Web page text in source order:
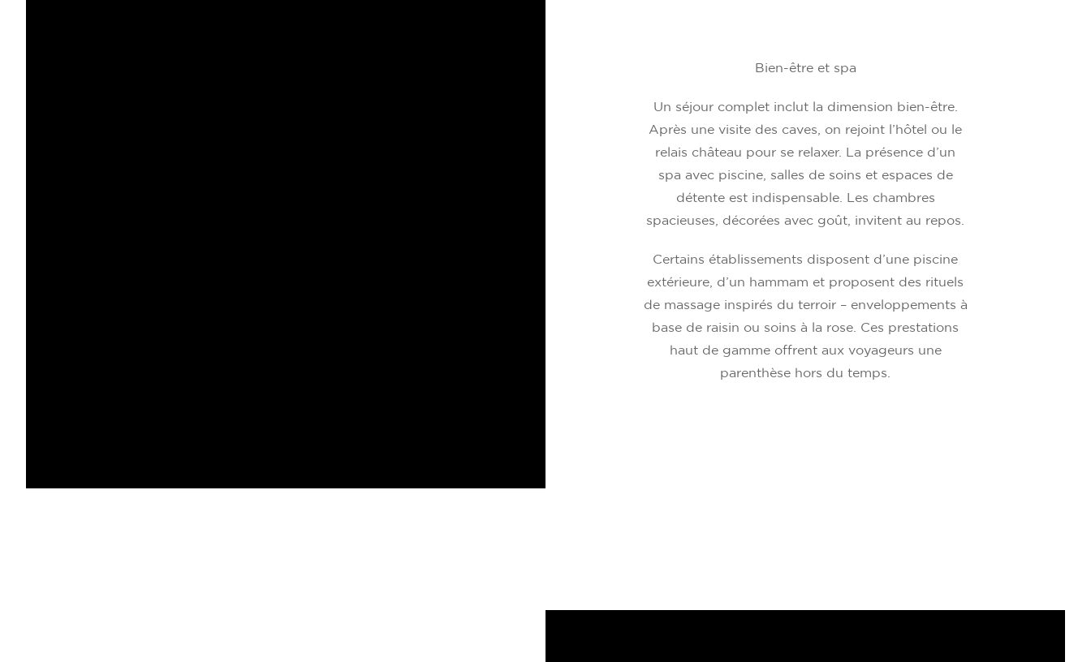
Bien-être et spa
Un séjour complet inclut la dimension bien-être.
Après une visite des caves, on rejoint l’hôtel ou le
relais château pour se relaxer. La présence d’un
spa avec piscine, salles de soins et espaces de
détente est indispensable. Les chambres
spacieuses, décorées avec goût, invitent au repos.
Certains établissements disposent d’une piscine
extérieure, d’un hammam et proposent des rituels
de massage inspirés du terroir – enveloppements à
base de raisin ou soins à la rose. Ces prestations
haut de gamme offrent aux voyageurs une
parenthèse hors du temps.